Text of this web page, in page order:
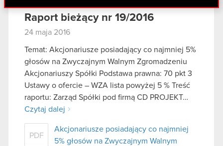
danymi otrzymanymi od Ciebie lub uzyskanymi
podczas korzystania z ich usług. Kontynuując
korzystanie z naszej witryny, zgadasz się na
używanie plików cookie.
Raport bieżący nr 19/2016
24 maja 2016
Temat: Akcjonariusze posiadający co najmniej 5%
głosów na Zwyczajnym Walnym Zgromadzeniu
Akcjonariuszy Spółki Podstawa prawna: 70 pkt 3
Ustawy o ofercie – WZA lista powyżej 5 % Treść
raportu: Zarząd Spółki pod firmą CD PROJEKT…
Czytaj dalej
PDF
Akcjonariusze posiadający co najmniej
5% głosów na Zwyczajnym Walnym